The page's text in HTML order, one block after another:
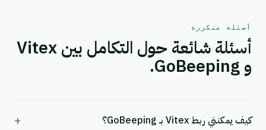
أسئلة متكررة
أسئلة شائعة حول التكامل بين Vitex
و GoBeeping.
كيف يمكنني ربط Vitex بـ GoBeeping؟ +